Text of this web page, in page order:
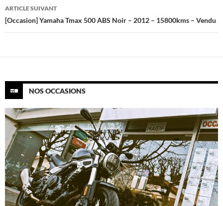
ARTICLE SUIVANT
[Occasion] Yamaha Tmax 500 ABS Noir – 2012 – 15800kms – Vendu
NOS OCCASIONS